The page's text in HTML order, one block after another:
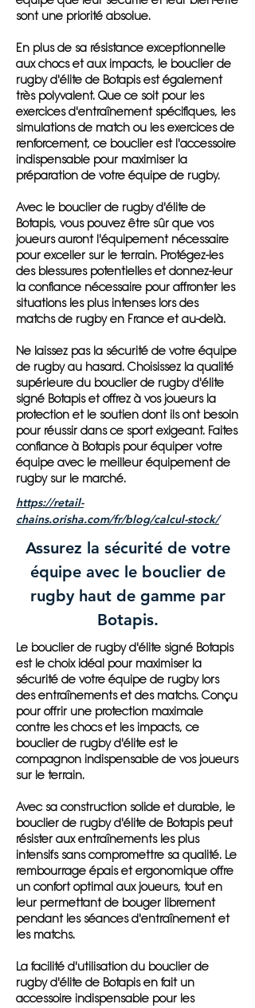
sont une priorité absolue.
En plus de sa résistance exceptionnelle
aux chocs et aux impacts, le bouclier de
rugby d'élite de Botapis est également
très polyvalent. Que ce soit pour les
exercices d'entraînement spécifiques, les
simulations de match ou les exercices de
renforcement, ce bouclier est l'accessoire
indispensable pour maximiser la
préparation de votre équipe de rugby.
Avec le bouclier de rugby d'élite de
Botapis, vous pouvez être sûr que vos
joueurs auront l'équipement nécessaire
pour exceller sur le terrain. Protégez-les
des blessures potentielles et donnez-leur
la confiance nécessaire pour affronter les
situations les plus intenses lors des
matchs de rugby en France et au-delà.
Ne laissez pas la sécurité de votre équipe
de rugby au hasard. Choisissez la qualité
supérieure du bouclier de rugby d'élite
signé Botapis et offrez à vos joueurs la
protection et le soutien dont ils ont besoin
pour réussir dans ce sport exigeant. Faites
confiance à Botapis pour équiper votre
équipe avec le meilleur équipement de
rugby sur le marché.
https://retail-
chains.orisha.com/fr/blog/calcul-stock/
Assurez la sécurité de votre
équipe avec le bouclier de
rugby haut de gamme par
Botapis.
Le bouclier de rugby d'élite signé Botapis
est le choix idéal pour maximiser la
sécurité de votre équipe de rugby lors
des entraînements et des matchs. Conçu
pour offrir une protection maximale
contre les chocs et les impacts, ce
bouclier de rugby d'élite est le
compagnon indispensable de vos joueurs
sur le terrain.
Avec sa construction solide et durable, le
bouclier de rugby d'élite de Botapis peut
résister aux entraînements les plus
intensifs sans compromettre sa qualité. Le
rembourrage épais et ergonomique offre
un confort optimal aux joueurs, tout en
leur permettant de bouger librement
pendant les séances d'entraînement et
les matchs.
La facilité d'utilisation du bouclier de
rugby d'élite de Botapis en fait un
accessoire indispensable pour les